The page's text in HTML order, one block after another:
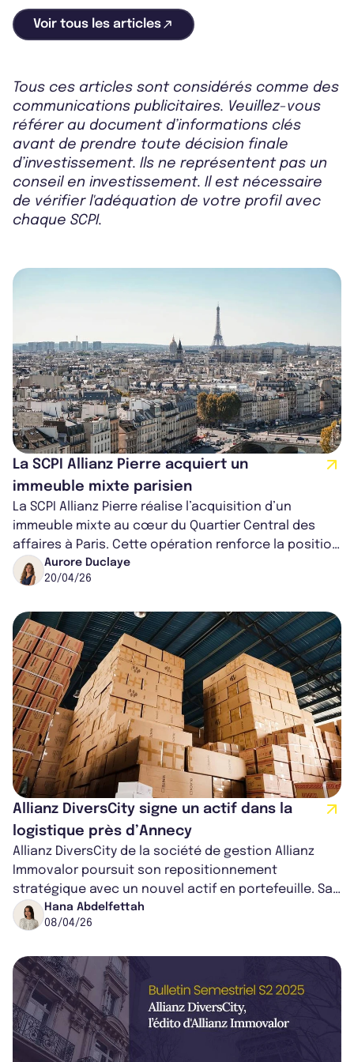
Voir tous les articles
Tous ces articles sont considérés comme des
communications publicitaires. Veuillez-vous
référer au document d’informations clés
avant de prendre toute décision finale
d’investissement. Ils ne représentent pas un
conseil en investissement. Il est nécessaire
de vérifier l'adéquation de votre profil avec
chaque SCPI.
La SCPI Allianz Pierre acquiert un
immeuble mixte parisien
La SCPI Allianz Pierre réalise l’acquisition d’un
immeuble mixte au cœur du Quartier Central des
affaires à Paris. Cette opération renforce la position
de la SCPI sur des actifs pr...
Aurore Duclaye
20/04/26
Allianz DiversCity signe un actif dans la
logistique près d’Annecy
Allianz DiversCity de la société de gestion Allianz
Immovalor poursuit son repositionnement
stratégique avec un nouvel actif en portefeuille. Sa
dernière acquisition : une messager...
Hana Abdelfettah
08/04/26